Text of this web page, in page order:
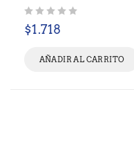
$1.718
AÑADIR AL CARRITO